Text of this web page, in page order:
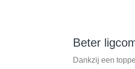
Beter
Dankzij een